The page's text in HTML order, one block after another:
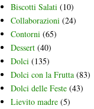
Biscotti Salati (10)
Collaborazioni (24)
Contorni (65)
Dessert (40)
Dolci (135)
Dolci con la Frutta (83)
Dolci delle Feste (43)
Lievito madre (5)